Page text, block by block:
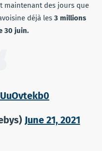
maintenant des jours que
déjà les 3 millions
30 juin.
June 21, 2021